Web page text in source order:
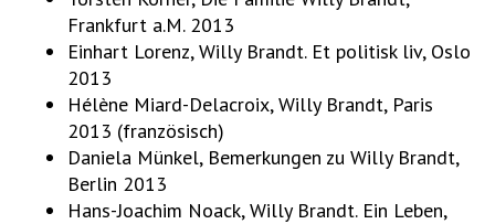
Frankfurt a.M. 2013
Einhart Lorenz, Willy Brandt. Et politisk liv, Oslo
2013
Hélène Miard-Delacroix, Willy Brandt, Paris
2013 (französisch)
Daniela Münkel, Bemerkungen zu Willy Brandt,
Berlin 2013
Hans-Joachim Noack, Willy Brandt. Ein Leben,